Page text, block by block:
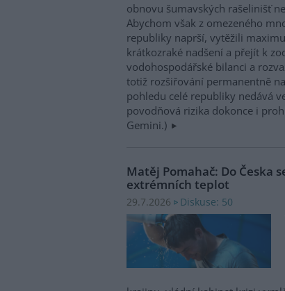
obnovu šumavských rašelinišť
Abychom však z omezeného
republiky naprší, vytěžili
krátkozraké nadšení a přejít k
vodohospodářské bilanci a
totiž rozšiřování permanentně
pohledu celé republiky nedává
povodňová rizika dokonce i
Gemini.)
Matěj Pomahač: Do Česka
extrémních teplot
29.7.2026 Diskuse: 50